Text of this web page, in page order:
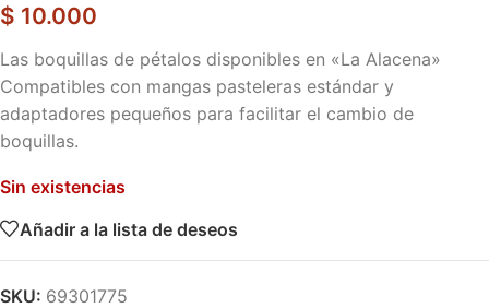
$ 10.000
Las boquillas de pétalos disponibles en «La Alacena»
Compatibles con mangas pasteleras estándar y
adaptadores pequeños para facilitar el cambio de
boquillas.
Sin existencias
Añadir a la lista de deseos
SKU: 69301775